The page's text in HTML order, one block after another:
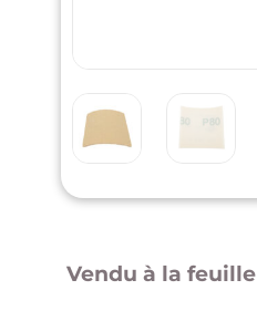
Vendu à la feuille